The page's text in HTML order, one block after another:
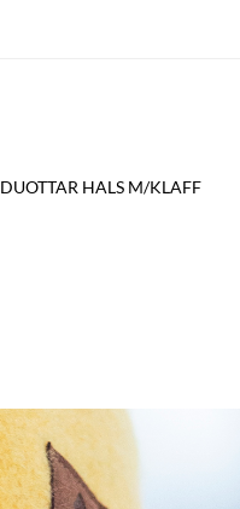
DUOTTAR HALS M/KLAFF